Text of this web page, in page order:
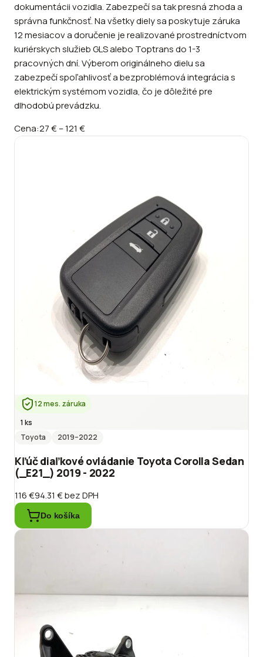
dokumentácii vozidla. Zabezpečí sa tak presná zhoda a
správna funkčnosť. Na všetky diely sa poskytuje záruka
12 mesiacov a doručenie je realizované prostredníctvom
kuriérskych služieb GLS alebo Toptrans do 1-3
pracovných dní. Výberom originálneho dielu sa
zabezpečí spoľahlivosť a bezproblémová integrácia s
elektrickým systémom vozidla, čo je dôležité pre
dlhodobú prevádzku.
Cena:27 €–121 €
12 mes. záruka
1 ks
Toyota
2019–2022
Kľúč diaľkové ovládanie Toyota Corolla Sedan
(_E21_) 2019 - 2022
116 €94.31 €bez DPH
Do košíka